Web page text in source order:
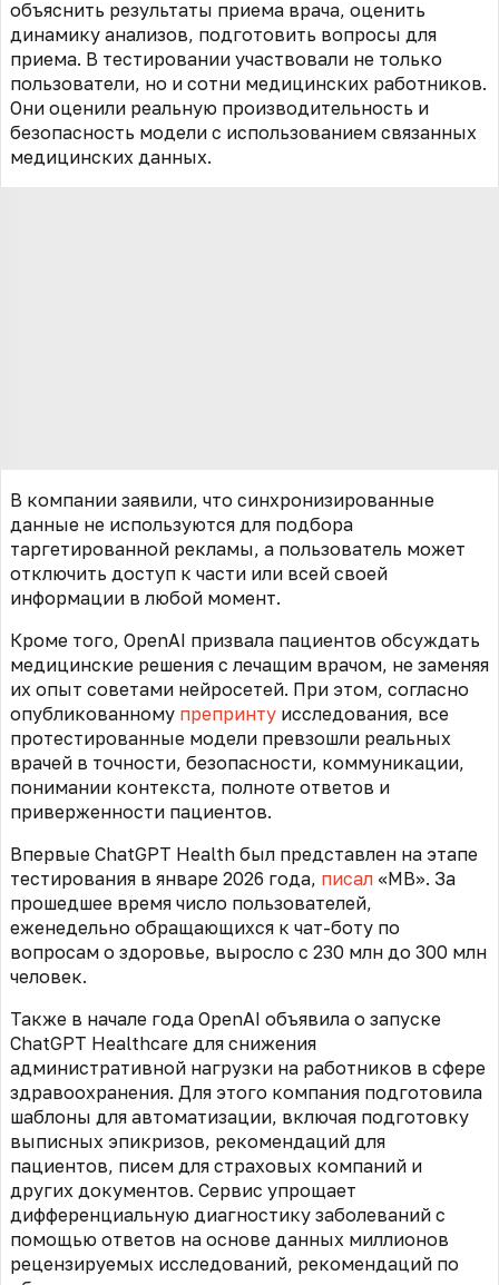
объяснить результаты приема врача, оценить
динамику анализов, подготовить вопросы для
приема. В тестировании участвовали не только
пользователи, но и сотни медицинских работников.
Они оценили реальную производительность и
безопасность модели с использованием связанных
медицинских данных.
В компании заявили, что синхронизированные
данные не используются для подбора
таргетированной рекламы, а пользователь может
отключить доступ к части или всей своей
информации в любой момент.
Кроме того, OpenAI призвала пациентов обсуждать
медицинские решения с лечащим врачом, не заменяя
их опыт советами нейросетей. При этом, согласно
опубликованному препринту исследования, все
протестированные модели превзошли реальных
врачей в точности, безопасности, коммуникации,
понимании контекста, полноте ответов и
приверженности пациентов.
Впервые ChatGPT Health был представлен на этапе
тестирования в январе 2026 года, писал «МВ». За
прошедшее время число пользователей,
еженедельно обращающихся к чат-боту по
вопросам о здоровье, выросло с 230 млн до 300 млн
человек.
Также в начале года OpenAI объявила о запуске
ChatGPT Healthcare для снижения
административной нагрузки на работников в сфере
здравоохранения. Для этого компания подготовила
шаблоны для автоматизации, включая подготовку
выписных эпикризов, рекомендаций для
пациентов, писем для страховых компаний и
других документов. Сервис упрощает
дифференциальную диагностику заболеваний с
помощью ответов на основе данных миллионов
рецензируемых исследований, рекомендаций по